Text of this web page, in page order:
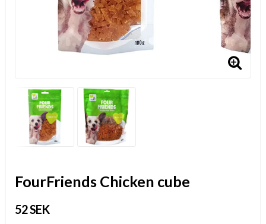
FourFriends Chicken cube
52 SEK